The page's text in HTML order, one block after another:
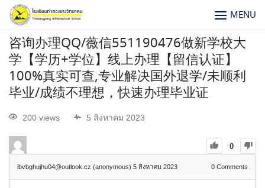
MENU
咨询办理QQ/薇信551190476做新学校大
学【学历+学位】线上办理【留信认证】
100%真实可查,专业解决国外退学/未顺利
毕业/成绩不理想，快速办理毕业证
200 views 5 สิงหาคม 2023
0
ibvbghujhu04@outlook.cz (anonymous) 5 สิงหาคม 2023 0 Comments